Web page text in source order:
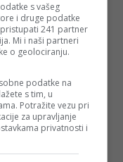
s vašeg
i druge podatke
241 partner
Mi i naši partneri
o geolociranju.
podatke na
s tim, u
Potražite vezu pri
za upravljanje
privatnosti i